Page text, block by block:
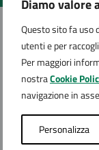
Diamo valore
Questo sito fa uso
utenti e per
Per maggiori
nostraCookie
navigazione in
Personalizza
Contatta il
Leggi le
Richiedi